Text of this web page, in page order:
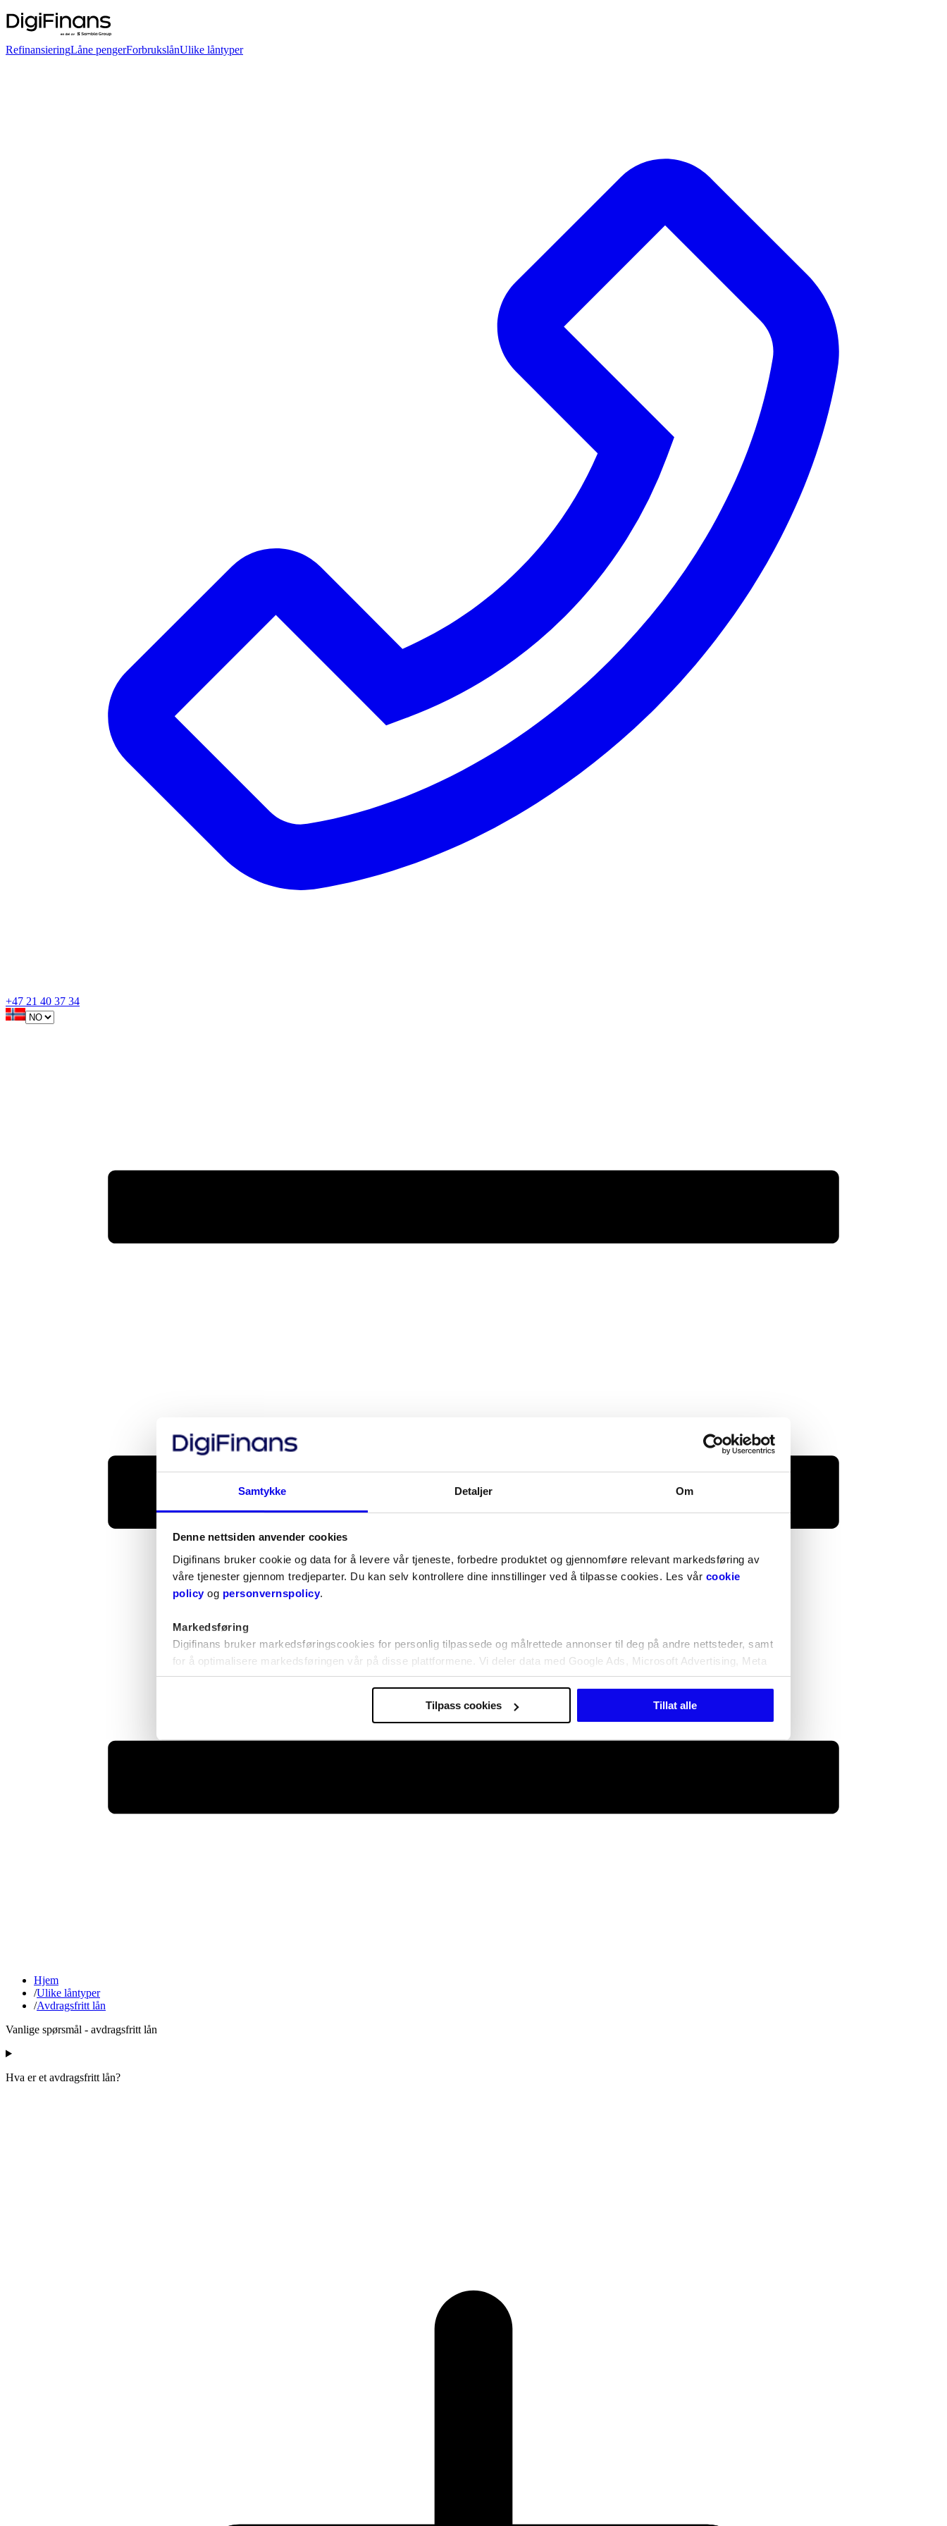
Samtykke Detaljer Om
Denne nettsiden anvender cookies
Digifinans bruker cookie og data for å levere vår tjeneste, forbedre produktet og gjennomføre relevant markedsføring av
våre tjenester gjennom tredjeparter. Du kan selv kontrollere dine innstillinger ved å tilpasse cookies. Les vår cookie
policy og personvernspolicy.
Markedsføring
Digifinans bruker markedsføringscookies for personlig tilpassede og målrettede annonser til deg på andre nettsteder, samt
for å optimalisere markedsføringen vår på disse plattformene. Vi deler data med Google Ads, Microsoft Advertising, Meta
og Snapchat.
Tilpass cookies Tillat alle
RefinansieringLåne pengerForbrukslånUlike låntyper
+47 21 40 37 34
Hjem
/Ulike låntyper
/Avdragsfritt lån
Vanlige spørsmål - avdragsfritt lån
Hva er et avdragsfritt lån?